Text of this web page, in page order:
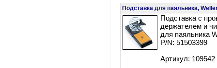
Подставка для паяльника,
Подставка с
держателем и
для паяльника
P/N: 51503399
Артикул: 109542